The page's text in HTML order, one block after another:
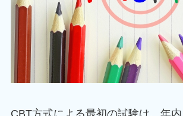
CBT方式による最初の試験は、年内